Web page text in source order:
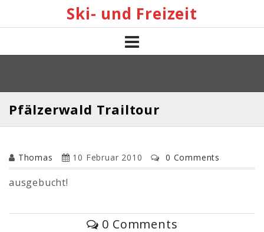
Ski- und Freizeit
Pfälzerwald Trailtour
Thomas 10 Februar 2010 0 Comments
ausgebucht!
0 Comments